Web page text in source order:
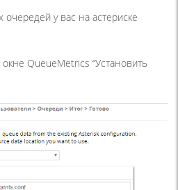
у вас на астериске
QueueMetrics “Установить